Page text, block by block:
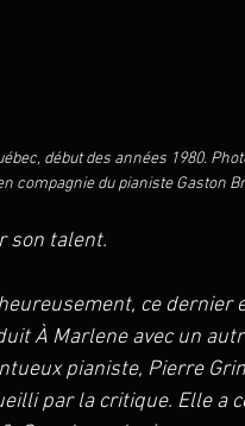
début des années 1980.
compagnie du pianiste Gaston
son talent.
ce dernier
À Marlene avec un
pianiste, Pierre
par la critique. Elle a